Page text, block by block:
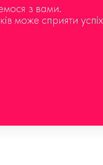
з вами.
може сприяти